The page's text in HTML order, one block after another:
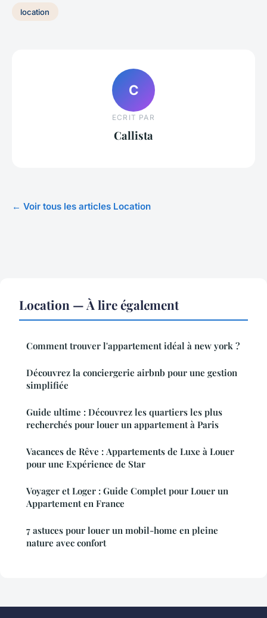
location
C
ECRIT PAR
Callista
← Voir tous les articles Location
Location — À lire également
Comment trouver l'appartement idéal à new york ?
Découvrez la conciergerie airbnb pour une gestion
simplifiée
Guide ultime : Découvrez les quartiers les plus
recherchés pour louer un appartement à Paris
Vacances de Rêve : Appartements de Luxe à Louer
pour une Expérience de Star
Voyager et Loger : Guide Complet pour Louer un
Appartement en France
7 astuces pour louer un mobil-home en pleine
nature avec confort